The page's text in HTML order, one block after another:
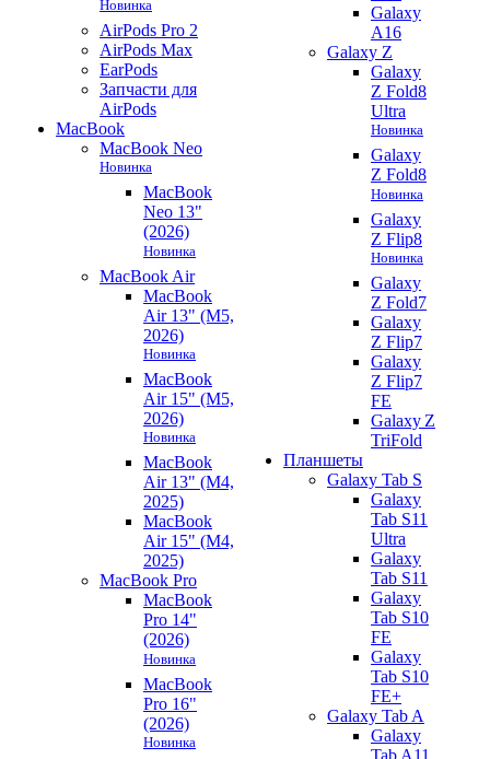
Новинка
AirPods Pro 2
AirPods Max
EarPods
Запчасти для
AirPods
MacBook
MacBook Neo
Новинка
MacBook
Neo 13"
(2026)
Новинка
MacBook Air
MacBook
Air 13" (M5,
2026)
Новинка
MacBook
Air 15" (M5,
2026)
Новинка
MacBook
Air 13" (M4,
2025)
MacBook
Air 15" (M4,
2025)
MacBook Pro
MacBook
Pro 14"
(2026)
Новинка
MacBook
Pro 16"
(2026)
Новинка
Galaxy
A16
Galaxy Z
Galaxy
Z Fold8
Ultra
Новинка
Galaxy
Z Fold8
Новинка
Galaxy
Z Flip8
Новинка
Galaxy
Z Fold7
Galaxy
Z Flip7
Galaxy
Z Flip7
FE
Galaxy Z
TriFold
Планшеты
Galaxy Tab S
Galaxy
Tab S11
Ultra
Galaxy
Tab S11
Galaxy
Tab S10
FE
Galaxy
Tab S10
FE+
Galaxy Tab A
Galaxy
Tab A11